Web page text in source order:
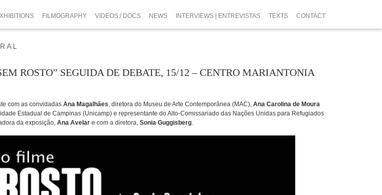
FILMOGRAPHY VIDEOS / DOCS NEWS INTERVIEWS | ENTREVISTAS TEXTS CONTACT
ROSTO” SEGUIDA DE DEBATE, 15/12 – CENTRO MARIANTONIA
com as convidadas Ana Magalhães, diretora do Museu de Arte Contemporânea (MAC), Ana Carolina de Moura
Estadual de Campinas (Unicamp) e representante do Alto-Comissariado das Nações Unidas para Refugiados
da exposição, Ana Avelare com a diretora, Sonia Guggisberg.